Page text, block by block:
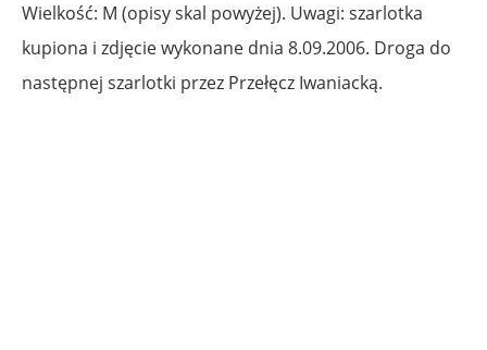
Wielkość: M (opisy skal powyżej). Uwagi: szarlotka
kupiona i zdjęcie wykonane dnia 8.09.2006. Droga do
następnej szarlotki przez Przełęcz Iwaniacką.